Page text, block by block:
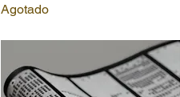
Agotado